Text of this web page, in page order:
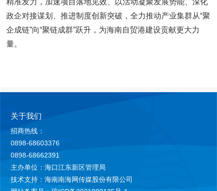
精准发力，加速项目落地见效、以活动凝聚发展势能、深化
政企对接谋划、推进制度创新突破，全力推动产业集群从“聚
企成链”向“聚链成群”跃升，为海南自贸港建设贡献更大力
量。
关于我们
招商热线：
0898-68603376
0898-68662391
主办单位：海口江东新区管理局
技术支持：海南南海网传媒股份有限公司